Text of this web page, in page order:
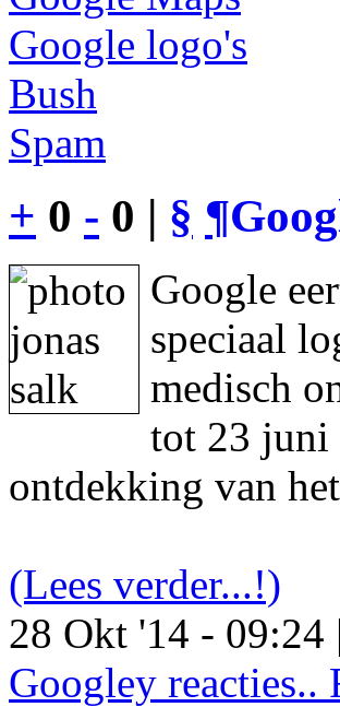
Google logo's
Bush
Spam
+ 0 - 0 | § ¶
Google
speciaal
medisch
tot 23 juni
ontdekking van
(Lees verder...!)
28 Okt '14 - 09:24 |
Googley reacties..